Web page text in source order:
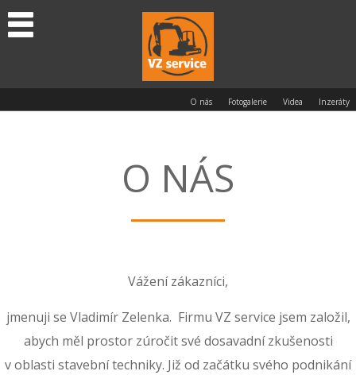
O nás Fotogalerie Videa Inzeráty
O NÁS
Vážení zákazníci,
jmenuji se Vladimír Zelenka. Firmu VZ service jsem založil,
abych měl prostor zúročit své dosavadní zkušenosti
v oblasti stavební techniky. Již od začátku svého podnikání